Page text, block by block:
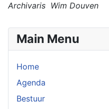
Main Menu
Home
Agenda
Bestuur
Archivaris Wim Douven